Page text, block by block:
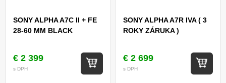
SONY ALPHA A7C II + FE
28-60 MM BLACK
€ 2 399
s DPH
SONY ALPHA A7R IVA ( 3
ROKY ZÁRUKA )
€ 2 699
s DPH